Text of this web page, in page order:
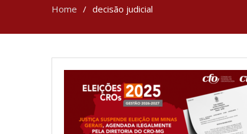
Home decisão judicial